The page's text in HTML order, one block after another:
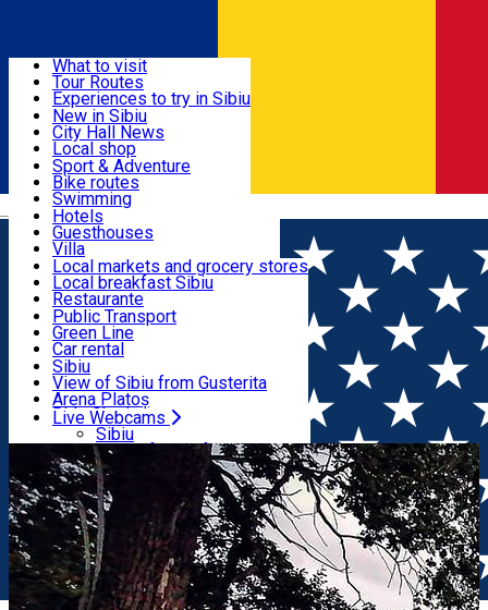
Română
Useful info
Activities & Adventure
Accommodation
Food, Drinks & Nightlife
Transport & Parking
Live Webcams
What to visit
Tour Routes
Experiences to try in Sibiu
Podcast
Culture
Museums
Churches
Parks, Zoo
County of Sibiu
New in Sibiu
City Hall News
Local shop
Sibiu artisans
Sibiul Verde
Public services
Education
How do I get to Sibiu
Tourist Info
Tour Guides
Guided tours
Publicații locale
Beauty salons
Sport & Adventure
Bike routes
Swimming
Riding
Indoor activities
Loc de joacă indoor
Loc de joacă outdoor
Ski
Ice skating
Yoga
Hotels
Guesthouses
Villa
Hostels
Motel
Camping
Renting rooms
Rooms for rent
Accommodation outside Sibiu
Local markets and grocery stores
Local breakfast Sibiu
Restaurante
Pizza
Fast Food
Coffee
Sweets
Pub, Bar
Night clubs
Bakeries
Public Transport
Green Line
Car rental
Rent a bike
Scooter rentals
Taxi
Ride Sharing
Parking tickets
Parking places
Electric vehicle charging points
Sibiu
View of Sibiu from Gusterita
Arena Platoș
Live Webcams
Sibiu
View of Sibiu from Gusterita
Arena Platoș
Home Sports and Adventure Dirt Park Sibiu